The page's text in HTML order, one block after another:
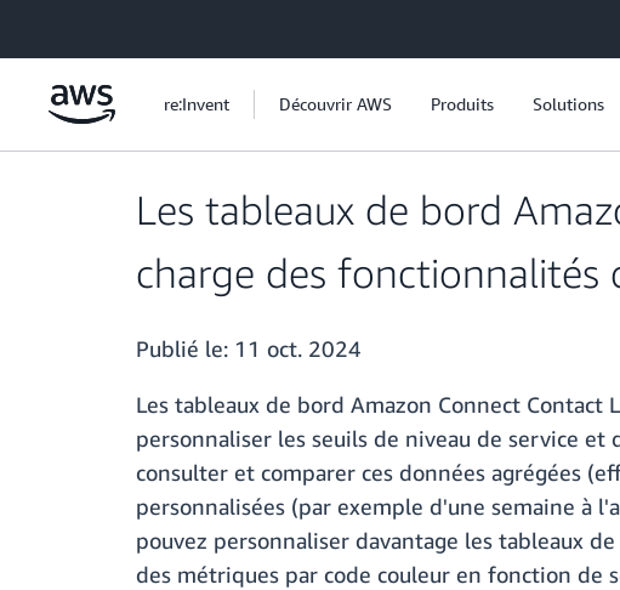
re:Invent Découvrir AWS Produits Solutions
Les tableaux de bord
charge des fonctionnalités
Publié le: 11 oct. 2024
Les tableaux de bord Amazon Connect
personnaliser les seuils de niveau de service et
consulter et comparer ces données agrégées
personnalisées (par exemple d'une semaine à
pouvez personnaliser davantage les tableaux
des métriques par code couleur en fonction de